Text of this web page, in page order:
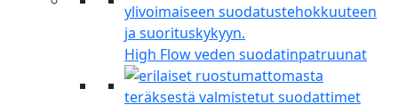
High Flow veden suodatinpatruunat